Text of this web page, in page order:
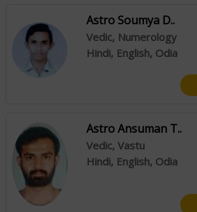
Astro Soumya D..
Vedic, Numerology
Hindi, English, Odia
Astro Ansuman T..
Vedic, Vastu
Hindi, English, Odia